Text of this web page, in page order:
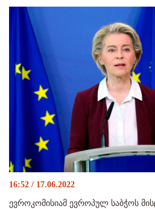
16:52 / 17.06.2022
ევროკომისიამ ევროპულ საბჭოს